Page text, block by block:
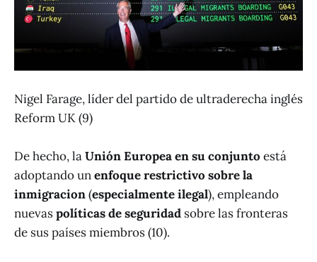
Nigel Farage, líder del partido de ultraderecha inglés
Reform UK (9)
De hecho, laUnión Europea en su conjunto está
adoptando unenfoquerestrictivo sobre la
inmigracion(especialmente ilegal), empleando
nuevaspolíticas de seguridad sobre las fronteras
de sus países miembros (10).